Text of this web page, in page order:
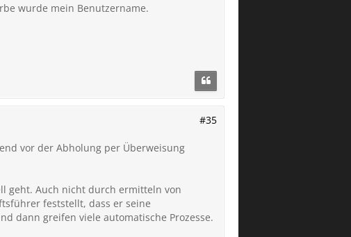
wurde mein Benutzername.
#35
vor der Abholung per Überweisung
geht. Auch nicht durch ermitteln von
feststellt, dass er seine
dann greifen viele automatische Prozesse.